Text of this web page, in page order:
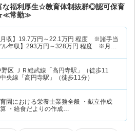
な福利厚生☆教育体制抜群◎認可保育
★≪常勤≫
収】 19.7万円～22.1万円 程度 ※諸手当
年収】 293万円～328万円 程度 ※月収
野区 ＪＲ総武線「高円寺駅」（徒歩11
央線「高円寺駅」（徒歩11分）
園における栄養士業務全般 ・献立作成
算 ・給食だよりの作成…